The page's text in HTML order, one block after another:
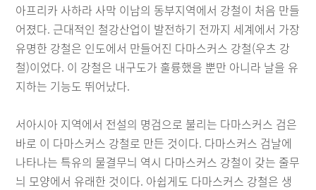
아프리카 사하라 사막 이남의 동부지역에서 강철이 처음 만들
어졌다. 근대적인 철강산업이 발전하기 전까지 세계에서 가장
유명한 강철은 인도에서 만들어진 다마스커스 강철(우츠 강
철)이었다. 이 강철은 내구도가 훌륭했을 뿐만 아니라 날을 유
지하는 기능도 뛰어났다.
서아시아 지역에서 전설의 명검으로 불리는 다마스커스 검은
바로 이 다마스커스 강철로 만든 것이다. 다마스커스 검날에
나타나는 특유의 물결무늬 역시 다마스커스 강철이 갖는 줄무
늬 모양에서 유래한 것이다. 아쉽게도 다마스커스 강철은 생